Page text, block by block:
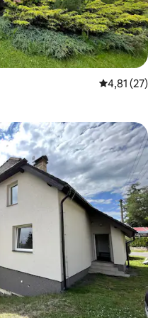
4,81 av 5 i
4,81 (27)